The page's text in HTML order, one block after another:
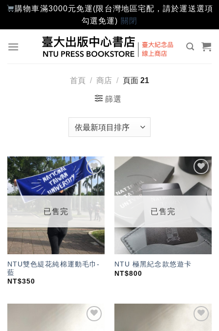
購物車滿3000元免運(限台灣地區宅配，請於運送選項
勾選免運) 關閉
首頁 / 商店 / 頁面 21
篩選
加入
「願
望輕
單」
已售完
NTU雙色緹花純棉運動毛巾-
藍
NT$350
加入
「願
望輕
已售完
NTU 極黑紀念款悠遊卡
NT$800